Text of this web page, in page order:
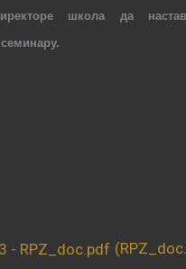
школа да